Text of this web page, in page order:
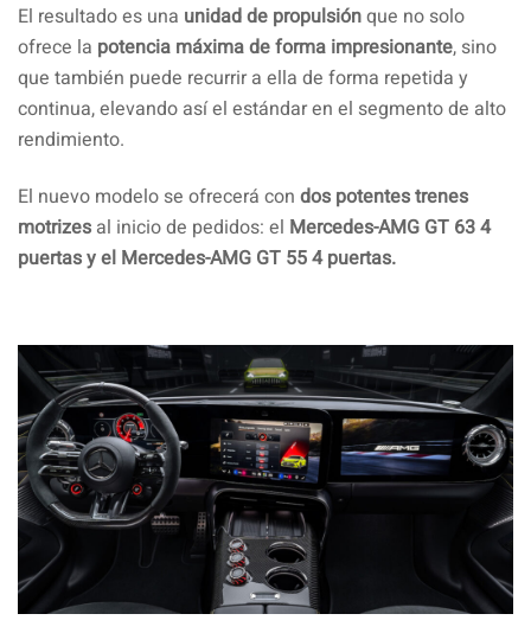
El resultado es una unidad de propulsiónque no solo
ofrece la potencia máxima de forma impresionante, sino
que también puede recurrir a ella de forma repetida y
continua, elevando así el estándar en el segmento de alto
rendimiento.
El nuevo modelo se ofrecerá con dos potentes trenes
motrizes al inicio de pedidos: el Mercedes-AMG GT 63 4
puertas y el Mercedes-AMG GT 55 4 puertas.